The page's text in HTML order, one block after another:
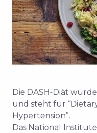
Die DASH-Diät
und steht für
Hypertension”.
Das National